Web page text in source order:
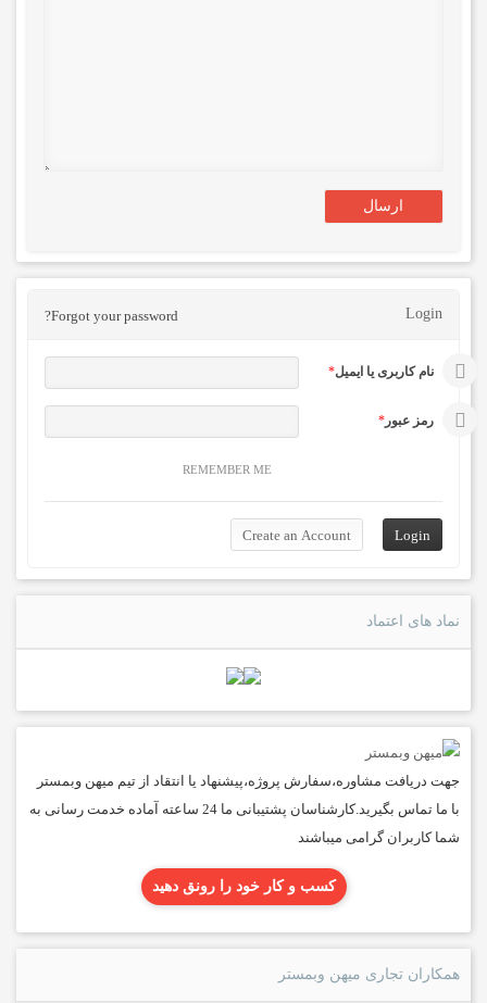
Login
Forgot your password?
نام کاربری یا ایمیل*
رمز عبور *
REMEMBER ME
نماد های اعتماد
جهت دریافت مشاوره،سفارش پروژه،پیشنهاد یا انتقاد از تیم میهن وبمستر
با ما تماس بگیرید.کارشناسان پشتیبانی ما 24 ساعته آماده خدمت رسانی به
شما کاربران گرامی میباشند
کسب و کار خود را رونق دهید
همکاران تجاری میهن وبمستر